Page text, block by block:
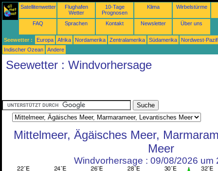
Satellitenwetter
Flughafen
Wetter
10-Tage
Prognosen
Klima Wirbelstürme
FAQ Sprachen Kontakt Newsletter Über uns
Seewetter : Europa Afrika Nordamerika Zentralamerika Südamerika
Nordwest-
Indischer Ozean
Andere
Seewetter : Windvorhersage
Mittelmeer, Ägäisches Meer,
Meer
Windvorhersage : 09/08/2026 um